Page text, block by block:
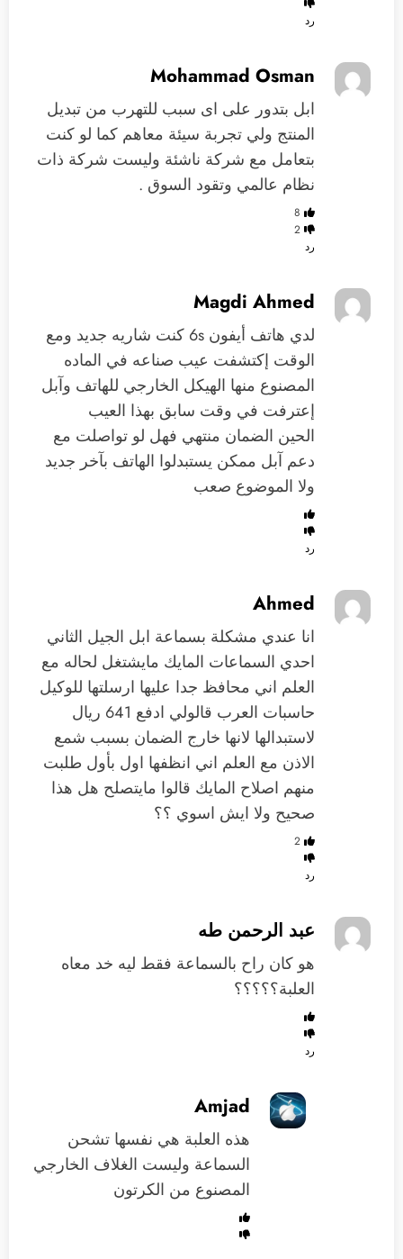
رد
Mohammad Osman
ابل بتدور على اى سبب للتهرب من تبديل
المنتج ولي تجربة سيئة معاهم كما لو كنت
بتعامل مع شركة ناشئة وليست شركة ذات
نظام عالمي وتقود السوق .
8
2
رد
Magdi Ahmed
لدي هاتف أيفون 6s كنت شاريه جديد ومع
الوقت إكتشفت عيب صناعه في الماده
المصنوع منها الهيكل الخارجي للهاتف وآبل
إعترفت في وقت سابق بهذا العيب
الحين الضمان منتهي فهل لو تواصلت مع
دعم آبل ممكن يستبدلوا الهاتف بآخر جديد
ولا الموضوع صعب
رد
Ahmed
انا عندي مشكلة بسماعة ابل الجيل الثاني
احدي السماعات المايك مايشتغل لحاله مع
العلم اني محافظ جدا عليها ارسلتها للوكيل
حاسبات العرب قالولي ادفع 641 ريال
لاستبدالها لانها خارج الضمان بسبب شمع
الاذن مع العلم اني انظفها اول بأول طلبت
منهم اصلاح المايك قالوا مايتصلح هل هذا
صحيح ولا ايش اسوي ؟؟
2
رد
عبد الرحمن طه
هو كان راح بالسماعة فقط ليه خد معاه
العلبة؟؟؟؟؟
رد
Amjad
هذه العلبة هي نفسها تشحن
السماعة وليست الغلاف الخارجي
المصنوع من الكرتون